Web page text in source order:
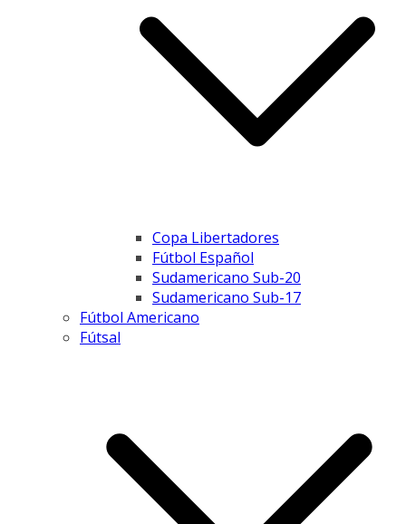
Copa Libertadores
Fútbol Español
Sudamericano Sub-20
Sudamericano Sub-17
Fútbol Americano
Fútsal